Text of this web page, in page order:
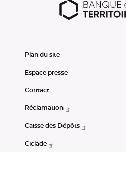
Plan du site
Espace presse
Contact
Réclamation
Caisse des Dépôts
Ciclade